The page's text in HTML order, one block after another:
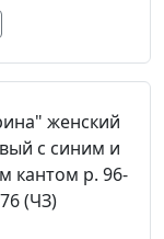
женский
с синим и
кантом р. 96-
(ЧЗ)